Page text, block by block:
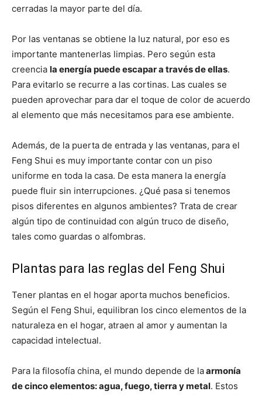
cerradas la mayor parte del día.
Por las ventanas se obtiene la luz natural, por eso es
importante mantenerlas limpias. Pero según esta
creencia la energía puede escapar a través de ellas.
Para evitarlo se recurre a las cortinas. Las cuales se
pueden aprovechar para dar el toque de color de acuerdo
al elemento que más necesitamos para ese ambiente.
Además, de la puerta de entrada y las ventanas, para el
Feng Shui es muy importante contar con un piso
uniforme en toda la casa. De esta manera la energía
puede fluir sin interrupciones. ¿Qué pasa si tenemos
pisos diferentes en algunos ambientes? Trata de crear
algún tipo de continuidad con algún truco de diseño,
tales como guardas o alfombras.
Plantas para las reglas del Feng Shui
Tener plantas en el hogar aporta muchos beneficios.
Según el Feng Shui, equilibran los cinco elementos de la
naturaleza en el hogar, atraen al amor y aumentan la
capacidad intelectual.
Para la filosofía china, el mundo depende de laarmonía
de cinco elementos: agua, fuego, tierra y metal. Estos